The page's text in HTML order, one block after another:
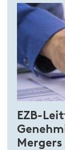
EZB-